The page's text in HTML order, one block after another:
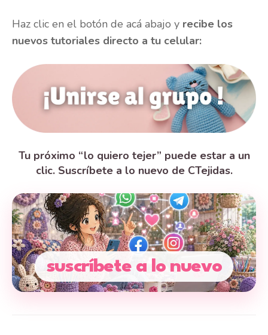
Haz clic en el botón de acá abajo y recibe los
nuevos tutoriales directo a tu celular:
Tu próximo “lo quiero tejer” puede estar a un
clic. Suscríbete a lo nuevo de CTejidas.
suscríbete a lo nuevo